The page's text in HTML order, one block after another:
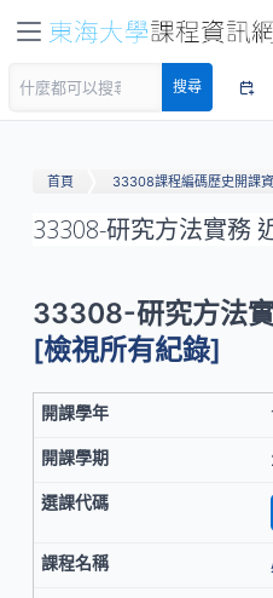
搜尋
首頁 33308課程編碼歷史開課
33308-研究方法實務
33308-研究方法
[檢視所有紀錄]